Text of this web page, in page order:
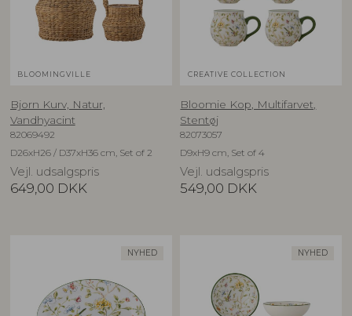
BLOOMINGVILLE
Bjorn Kurv, Natur,
Vandhyacint
82069492
D26xH26 / D37xH36 cm, Set of 2
Vejl. udsalgspris
649,00 DKK
CREATIVE COLLECTION
Bloomie Kop, Multifarvet,
Stentøj
82073057
D9xH9 cm, Set of 4
Vejl. udsalgspris
549,00 DKK
NYHED NYHED